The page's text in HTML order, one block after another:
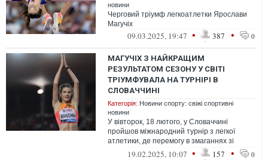
новини
Черговий тріумф легкоатлетки Ярослави
Магучіх
09.03.2025, 19:47 • 387 • 0
МАГУЧІХ З НАЙКРАЩИМ
РЕЗУЛЬТАТОМ СЕЗОНУ У СВІТІ
ТРІУМФУВАЛА НА ТУРНІРІ В
СЛОВАЧЧИНІ
Категорія: Новини спорту: свіжі спортивні
новини
У вівторок, 18 лютого, у Словаччині
пройшов міжнародний турнір з легкої
атлетики, де перемогу в змаганнях зі
стрибків у висоту здобула Ярослава
19.02.2025, 10:07 • 157 • 0